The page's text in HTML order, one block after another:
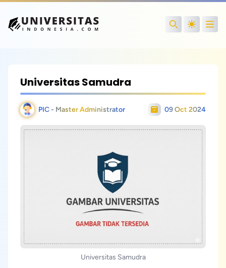
Search
Universitas Samudra
PIC - Master Administrator 09 Oct 2024
Universitas Samudra